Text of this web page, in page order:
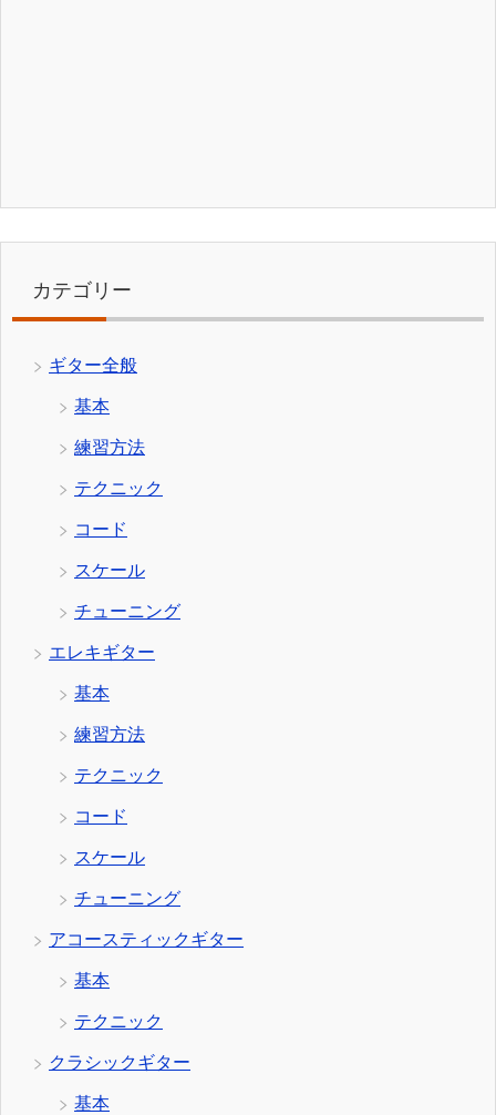
カテゴリー
ギター全般
基本
練習方法
テクニック
コード
スケール
チューニング
エレキギター
基本
練習方法
テクニック
コード
スケール
チューニング
アコースティックギター
基本
テクニック
クラシックギター
基本